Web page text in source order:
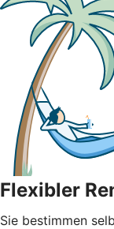
Flexibler
Sie bestimmen